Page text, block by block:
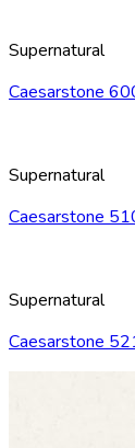
Supernatural
Caesarstone
Supernatural
Caesarstone
Supernatural
Caesarstone